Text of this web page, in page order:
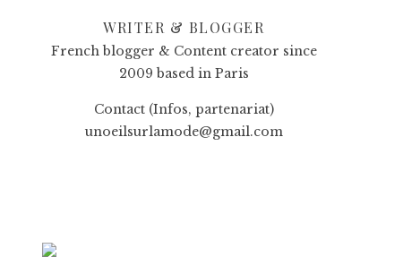
WRITER & BLOGGER
French blogger & Content creator since
2009 based in Paris
Contact (Infos, partenariat)
unoeilsurlamode@gmail.com